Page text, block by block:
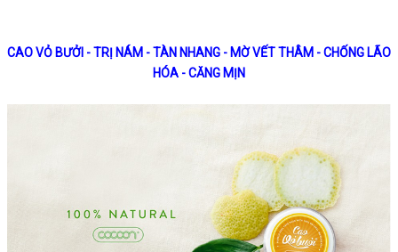
CAO VỎ BƯỞI - TRỊ NÁM - TÀN NHANG - MỜ VẾT THÂM - CHỐNG LÃO
HÓA - CĂNG MỊN